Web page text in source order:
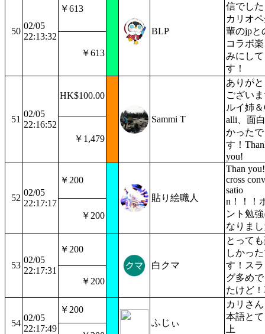
50
02/05
22:13:32
￥613
BLP
信でし
カリオ
輩のjpと
コラボ
みにし
す！
￥613
51
02/05
22:16:52
HK$100.00
Sammi T
ありが
ござい
ルイ姉
alli、面白
かったで
す！
you!
￥1,479
52
02/05
22:17:17
￥200
貼り絵職人
Than
cross
satio
n！！！
ント勉
なりま
￥200
53
02/05
22:17:31
￥200
白クマ
とって
しかっ
す！ス
グ多め
たけど
￥200
54
02/05
22:17:49
￥200
ふじぃ
カリさ
本語と
上